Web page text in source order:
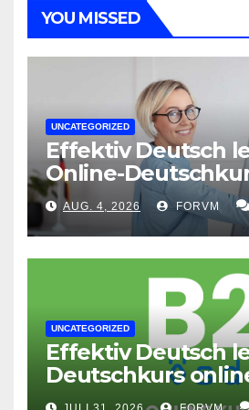
YOU MISSED
UNCATEGORIZED
Effektiv Deutsch
Online-
flexible
AUG. 4, 2026 FORVM
UNCATEGORIZED
Effektiv Deutsch
Deutschkurs
Fortgeschrittene